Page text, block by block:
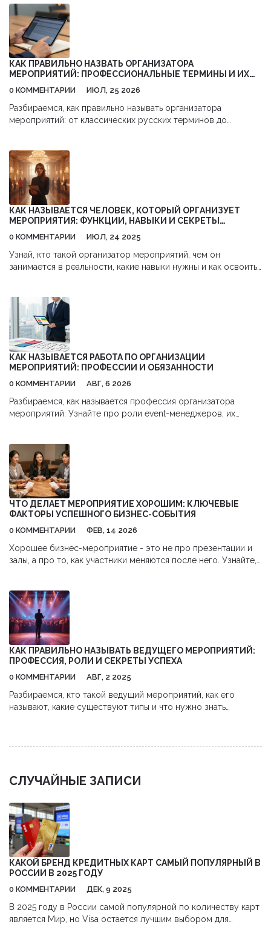
КАК ПРАВИЛЬНО НАЗВАТЬ ОРГАНИЗАТОРА
МЕРОПРИЯТИЙ: ПРОФЕССИОНАЛЬНЫЕ ТЕРМИНЫ И ИХ
0 КОММЕНТАРИИ ИЮЛ, 25 2026
Разбираемся, как правильно называть организатора
мероприятий: от классических русских терминов до
КАК НАЗЫВАЕТСЯ ЧЕЛОВЕК, КОТОРЫЙ ОРГАНИЗУЕТ
МЕРОПРИЯТИЯ: ФУНКЦИИ, НАВЫКИ И СЕКРЕТЫ
0 КОММЕНТАРИИ ИЮЛ, 24 2025
Узнай, кто такой организатор мероприятий, чем он
занимается в реальности, какие навыки нужны и как освоить
КАК НАЗЫВАЕТСЯ РАБОТА ПО ОРГАНИЗАЦИИ
МЕРОПРИЯТИЙ: ПРОФЕССИИ И ОБЯЗАННОСТИ
0 КОММЕНТАРИИ АВГ, 6 2026
Разбираемся, как называется профессия организатора
мероприятий. Узнайте про роли event-менеджеров, их
ЧТО ДЕЛАЕТ МЕРОПРИЯТИЕ ХОРОШИМ: КЛЮЧЕВЫЕ
ФАКТОРЫ УСПЕШНОГО БИЗНЕС-СОБЫТИЯ
0 КОММЕНТАРИИ ФЕВ, 14 2026
Хорошее бизнес-мероприятие - это не про презентации и
залы, а про то, как участники меняются после него. Узнайте,
КАК ПРАВИЛЬНО НАЗЫВАТЬ ВЕДУЩЕГО МЕРОПРИЯТИЙ:
ПРОФЕССИЯ, РОЛИ И СЕКРЕТЫ УСПЕХА
0 КОММЕНТАРИИ АВГ, 2 2025
Разбираемся, кто такой ведущий мероприятий, как его
называют, какие существуют типы и что нужно знать
СЛУЧАЙНЫЕ ЗАПИСИ
КАКОЙ БРЕНД КРЕДИТНЫХ КАРТ САМЫЙ ПОПУЛЯРНЫЙ В
РОССИИ В 2025 ГОДУ
0 КОММЕНТАРИИ ДЕК, 9 2025
В 2025 году в России самой популярной по количеству карт
является Мир, но Visa остается лучшим выбором для